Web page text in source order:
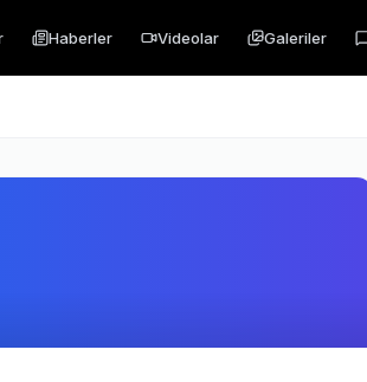
Haberler Videolar Galeriler